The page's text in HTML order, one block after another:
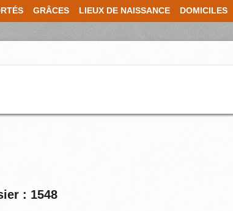
GRÂCES LIEUX DE NAISSANCE DOMICILES
: 1548